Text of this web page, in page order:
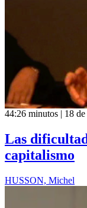
44:26 minutos | 18
Las
capitalismo
HUSSON, Michel